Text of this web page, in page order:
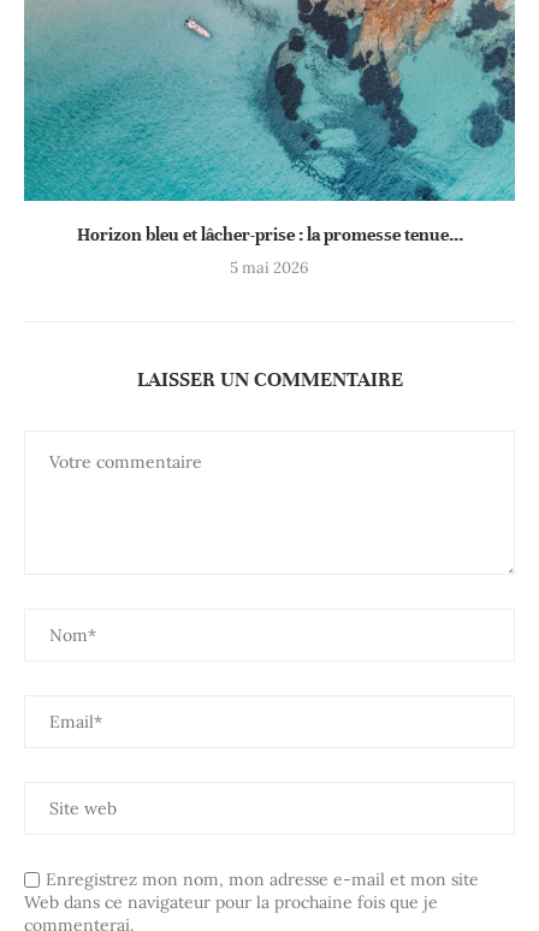
Horizon bleu et lâcher-prise : la promesse tenue...
5 mai 2026
LAISSER UN COMMENTAIRE
Enregistrez mon nom, mon adresse e-mail et mon site
Web dans ce navigateur pour la prochaine fois que je
commenterai.